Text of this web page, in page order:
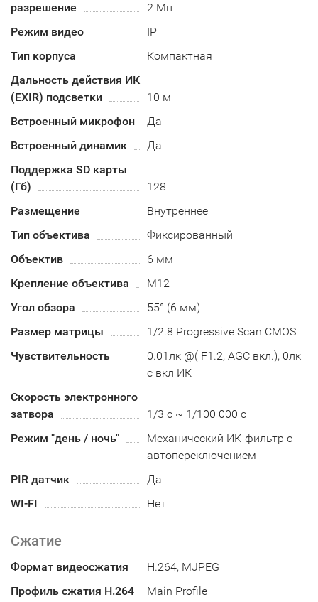
разрешение
2 Мп
Режим видео
IP
Тип корпуса
Компактная
Дальность действия ИК
(EXIR) подсветки
10 м
Встроенный микрофон
Да
Встроенный динамик
Да
Поддержка SD карты
(Гб)
128
Размещение
Внутреннее
Тип объектива
Фиксированный
Объектив
6 мм
Крепление объектива
М12
Угол обзора
55° (6 мм)
Размер матрицы
1/2.8 Progressive Scan CMOS
Чувствительность
0.01лк @( F1.2, AGC вкл.), 0лк
с вкл ИК
Скорость электронного
затвора
1/3 с ~ 1/100 000 с
Режим "день / ночь"
Механический ИК-фильтр с
автопереключением
PIR датчик
Да
WI-FI
Нет
Сжатие
Формат видеосжатия
H.264, MJPEG
Профиль сжатия H.264
Main Profile